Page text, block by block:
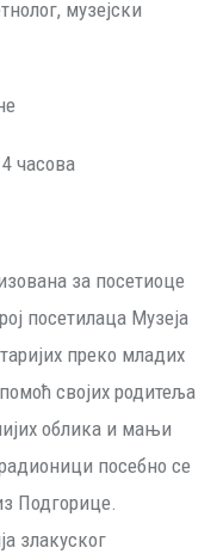
музејски
часова
за посетиоце
посетилаца Музеја
преко младих
својих родитеља
облика и мањи
посебно се
Подгорице.
злакуског